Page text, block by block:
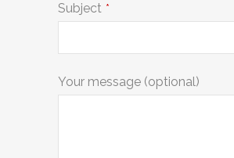
Subject *
Your message (optional)